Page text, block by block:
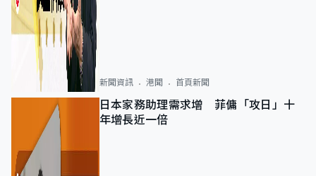
新聞資訊 港聞 首頁新聞
日本家務助理需求增 菲傭「攻日」十
年增長近一倍